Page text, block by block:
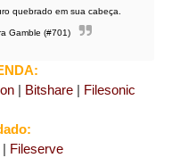
quebrado em sua cabeça.
Gamble (#701)
| Bitshare | Filesonic
| Fileserve